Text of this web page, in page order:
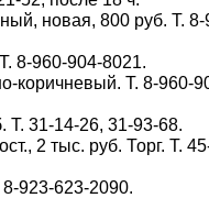
новая, 800 руб. Т.
8-960-904-8021.
коричневый. Т. 8-960-
Т. 31-14-26, 31-93-68.
2 тыс. руб. Торг. Т.
8-923-623-2090.